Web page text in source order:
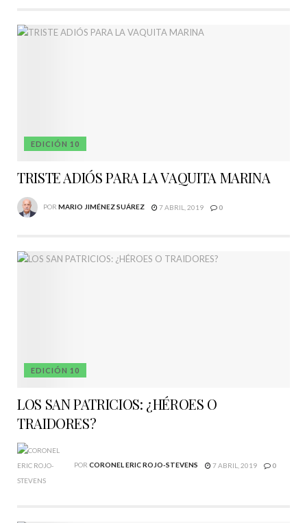
EDICIÓN 10
TRISTE ADIÓS PARA LA VAQUITA MARINA
POR MARIO JIMÉNEZ SUÁREZ 7 ABRIL, 2019 0
EDICIÓN 10
LOS SAN PATRICIOS: ¿HÉROES O
TRAIDORES?
POR CORONEL ERIC ROJO-STEVENS 7 ABRIL, 2019 0